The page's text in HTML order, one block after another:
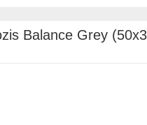
Balance Grey